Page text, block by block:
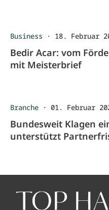
Business · 18. Februar
Bedir Acar: vom
mit Meisterbrief
Branche · 01. Februar
Bundesweit Klagen
unterstützt